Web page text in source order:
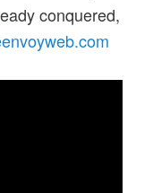
conquered,